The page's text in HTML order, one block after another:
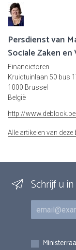
Persdienst van
Sociale Zaken
Financietoren
Kruidtuinlaan 50 bus
1000 Brussel
België
http://
Alle artikelen van deze
Schrijf u
E-mail
Inschrijvingen